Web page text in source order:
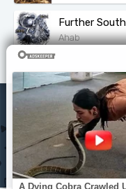
Further South
Ahab
Исполнители
© slova-pesni.com
оброащайтесь на